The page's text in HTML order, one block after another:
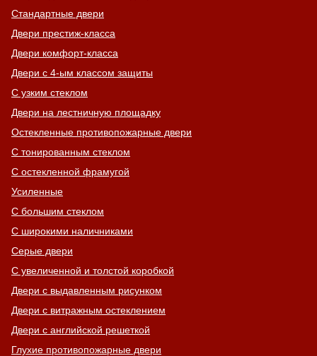
Стандартные двери
Двери престиж-класса
Двери комфорт-класса
Двери с 4-ым классом защиты
С узким стеклом
Двери на лестничную площадку
Остекленные противопожарные двери
С тонированным стеклом
С остекленной фрамугой
Усиленные
С большим стеклом
С широкими наличниками
Серые двери
С увеличенной и толстой коробкой
Двери с выдавленным рисунком
Двери с витражным остеклением
Двери с английской решеткой
Глухие противопожарные двери